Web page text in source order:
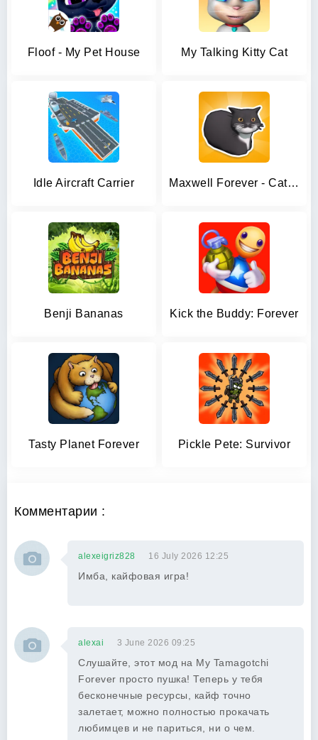
Floof - My Pet House My Talking Kitty Cat
Idle Aircraft Carrier Maxwell Forever - Cat Game
Benji Bananas Kick the Buddy: Forever
Tasty Planet Forever Pickle Pete: Survivor
Комментарии :
alexeigriz828 16 July 2026 12:25
Имба, кайфовая игра!
alexai 3 June 2026 09:25
Слушайте, этот мод на My Tamagotchi
Forever просто пушка! Теперь у тебя
бесконечные ресурсы, кайф точно
залетает, можно полностью прокачать
любимцев и не париться, ни о чем.